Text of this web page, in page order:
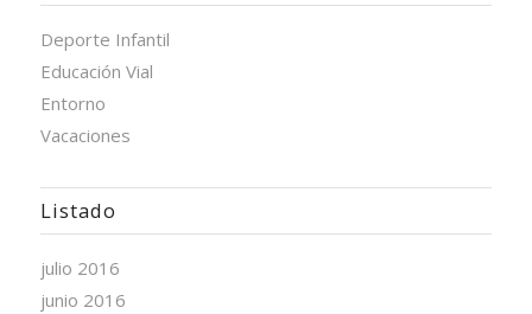
Deporte Infantil
Educación Vial
Entorno
Vacaciones
Listado
julio 2016
junio 2016